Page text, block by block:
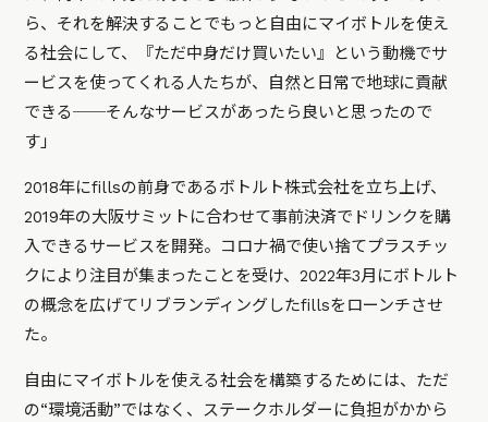
ら、それを解決することでもっと自由にマイボトルを使え
る社会にして、『ただ中身だけ買いたい』という動機でサ
ービスを使ってくれる人たちが、自然と日常で地球に貢献
できる──そんなサービスがあったら良いと思ったので
す」
2018年にfillsの前身であるボトルト株式会社を立ち上げ、
2019年の大阪サミットに合わせて事前決済でドリンクを購
入できるサービスを開発。コロナ禍で使い捨てプラスチッ
クにより注目が集まったことを受け、2022年3月にボトルト
の概念を広げてリブランディングしたfillsをローンチさせ
た。
自由にマイボトルを使える社会を構築するためには、ただ
の“環境活動”ではなく、ステークホルダーに負担がかから